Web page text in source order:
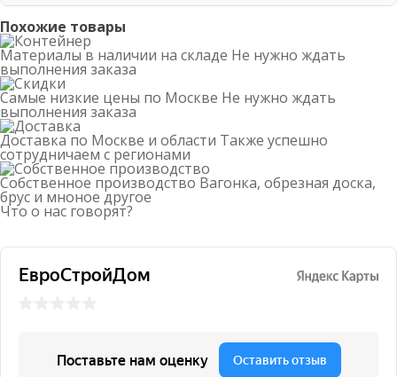
солнечных лучей и атмосферных осадков. Изделия
должны располагаться на ровной поверхности.
Москва, Новомосковский административный округ,
район Коммунарка, улица Адмирала Корнилова, 88,
корп. 8. Перед приездом обязательно согласуйте время
с менеджером.
Похожие товары
Материалы в наличии на складе Не нужно ждать
выполнения заказа
Самые низкие цены по Москве Не нужно ждать
выполнения заказа
Доставка по Москве и области Также успешно
сотрудничаем с регионами
Собственное производство Вагонка, обрезная доска,
брус и мноное другое
Что о нас говорят?